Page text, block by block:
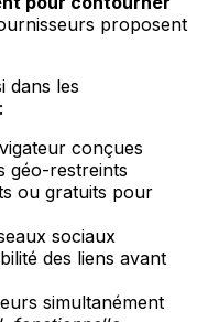
proposent
dans les
conçues
géo-restreints
ou gratuits pour
sociaux
des liens avant
simultanément